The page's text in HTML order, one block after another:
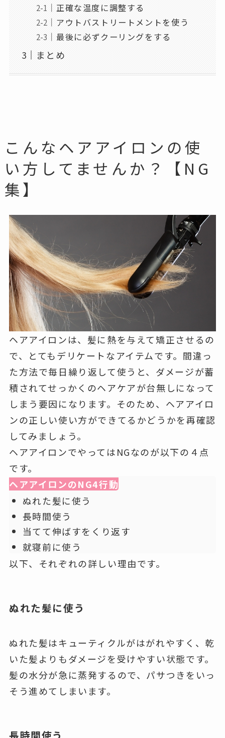
正確な温度に調整する
アウトバストリートメントを使う
最後に必ずクーリングをする
まとめ
こんなヘアアイロンの使
い方してませんか？【NG
集】
ヘアアイロンは、髪に熱を与えて矯正させるの
で、とてもデリケートなアイテムです。間違っ
た方法で毎日繰り返して使うと、ダメージが蓄
積されてせっかくのヘアケアが台無しになって
しまう要因になります。そのため、ヘアアイロ
ンの正しい使い方ができてるかどうかを再確認
してみましょう。
ヘアアイロンでやってはNGなのが以下の４点
です。
ヘアアイロンのNG4行動
ぬれた髪に使う
長時間使う
当てて伸ばすをくり返す
就寝前に使う
以下、それぞれの詳しい理由です。
ぬれた髪に使う
ぬれた髪はキューティクルがはがれやすく、乾
いた髪よりもダメージを受けやすい状態です。
髪の水分が急に蒸発するので、パサつきをいっ
そう進めてしまいます。